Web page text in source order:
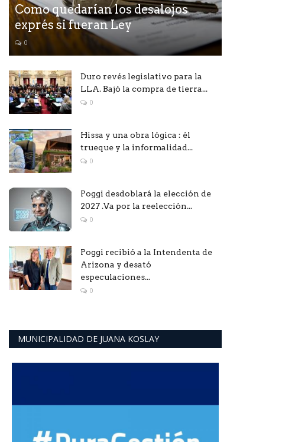
Como quedarían los desalojos
exprés si fueran Ley
0
Duro revés legislativo para la
LLA. Bajó la compra de tierra...
0
Hissa y una obra lógica : él
trueque y la informalidad...
0
Poggi desdoblará la elección de
2027 .Va por la reelección...
0
Poggi recibió a la Intendenta de
Arizona y desató
especulaciones...
0
MUNICIPALIDAD DE JUANA KOSLAY